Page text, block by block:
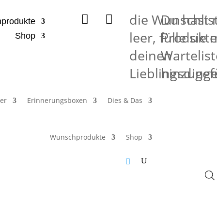
Shop
 
die
leer, fülle sie
deinen
Du hast
Erinnerungsboxen Dies & Das
Wunschprodukte Shop